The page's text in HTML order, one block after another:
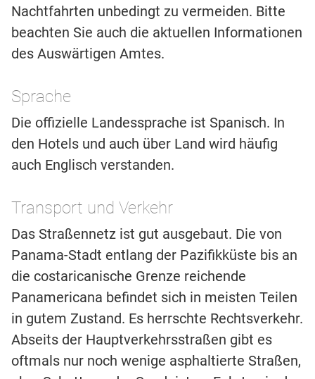
Nachtfahrten unbedingt zu vermeiden. Bitte
beachten Sie auch die aktuellen Informationen
des Auswärtigen Amtes.
Sprache
Die offizielle Landessprache ist Spanisch. In
den Hotels und auch über Land wird häufig
auch Englisch verstanden.
Transport und Verkehr
Das Straßennetz ist gut ausgebaut. Die von
Panama-Stadt entlang der Pazifikküste bis an
die costaricanische Grenze reichende
Panamericana befindet sich in meisten Teilen
in gutem Zustand. Es herrschte Rechtsverkehr.
Abseits der Hauptverkehrsstraßen gibt es
oftmals nur noch wenige asphaltierte Straßen,